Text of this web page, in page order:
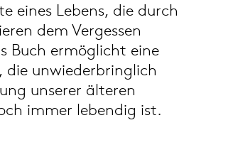
eines Lebens, die durch
dem Vergessen
Buch ermöglicht eine
die unwiederbringlich
unserer älteren
immer lebendig ist.